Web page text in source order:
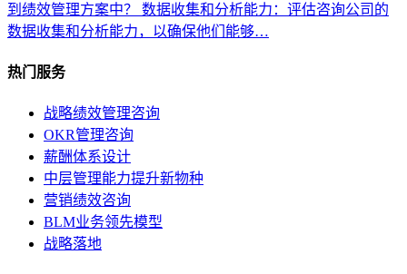
到绩效管理方案中？ 数据收集和分析能力：评估咨询公司的
数据收集和分析能力，以确保他们能够…
热门服务
战略绩效管理咨询
OKR管理咨询
薪酬体系设计
中层管理能力提升新物种
营销绩效咨询
BLM业务领先模型
战略落地